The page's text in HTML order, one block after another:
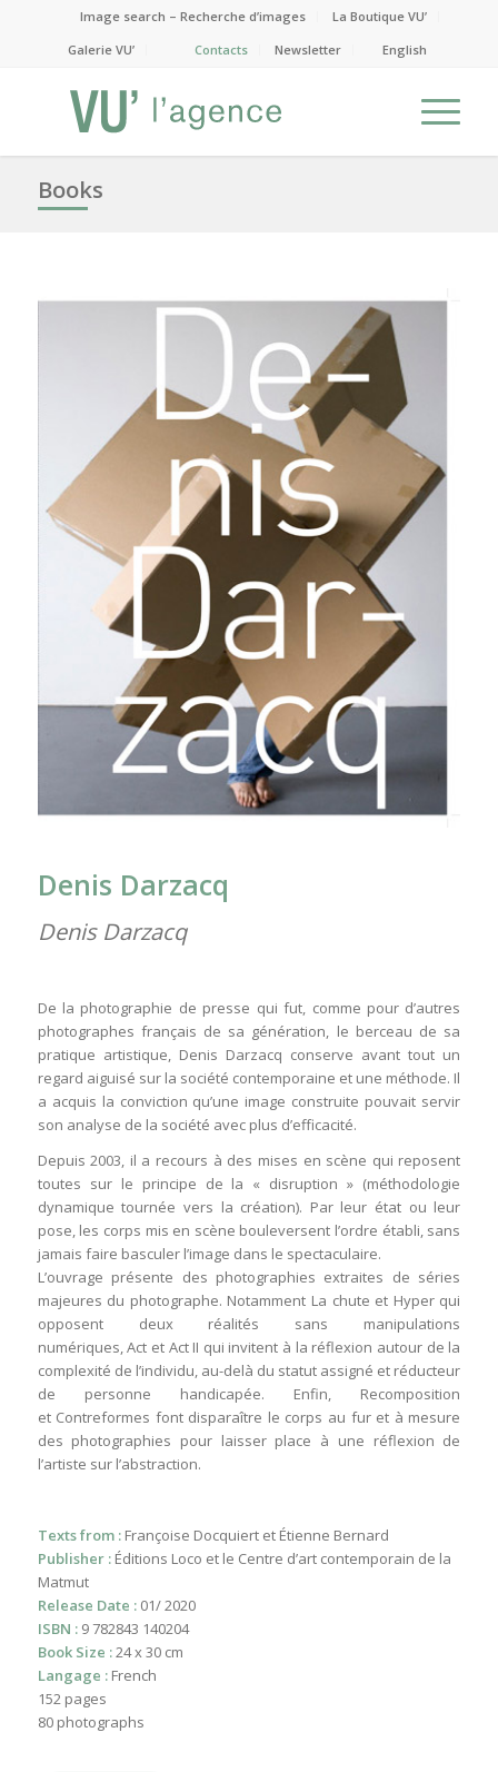
Image search – Recherche d’images
La Boutique VU’
Galerie VU’
Contacts Newsletter English
Books
Denis Darzacq
Denis Darzacq
De la photographie de presse qui fut, comme pour d’autres
photographes français de sa génération, le berceau de sa
pratique artistique, Denis Darzacq conserve avant tout un
regard aiguisé sur la société contemporaine et une méthode. Il
a acquis la conviction qu’une image construite pouvait servir
son analyse de la société avec plus d’efficacité.
Depuis 2003, il a recours à des mises en scène qui reposent
toutes sur le principe de la « disruption » (méthodologie
dynamique tournée vers la création). Par leur état ou leur
pose, les corps mis en scène bouleversent l’ordre établi, sans
jamais faire basculer l’image dans le spectaculaire.
L’ouvrage présente des photographies extraites de séries
majeures du photographe. Notamment La chute et Hyper qui
opposent deux réalités sans manipulations
numériques, Act et Act II qui invitent à la réflexion autour de la
complexité de l’individu, au-delà du statut assigné et réducteur
de personne handicapée. Enfin, Recomposition
et Contreformes font disparaître le corps au fur et à mesure
des photographies pour laisser place à une réflexion de
l’artiste sur l’abstraction.
Texts from :Françoise Docquiert et Étienne Bernard
Publisher :Éditions Loco et le Centre d’art contemporain de la
Matmut
Release Date :01/ 2020
ISBN :9 782843 140204
Book Size :24 x 30 cm
Langage :French
152 pages
80 photographs